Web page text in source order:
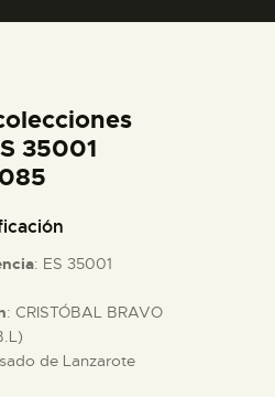
VISITA
35001
: ES 35001
: CRISTÓBAL BRAVO
de Lanzarote